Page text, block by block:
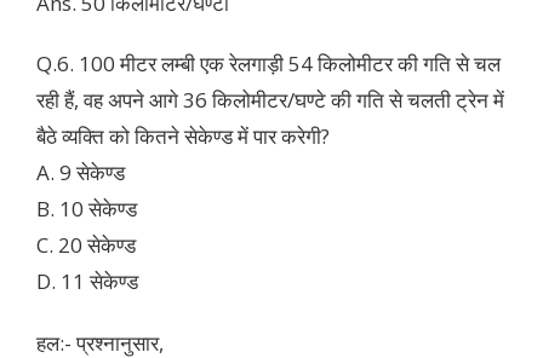
Q.6. 100 मीटर लम्बी एक रेलगाड़ी 54 किलोमीटर की गति से चल
रही हैं, वह अपने आगे 36 किलोमीटर/घण्टे की गति से चलती ट्रेन में
बैठे व्यक्ति को कितने सेकेण्ड में पार करेगी?
A. 9 सेकेण्ड
B. 10 सेकेण्ड
C. 20 सेकेण्ड
D. 11 सेकेण्ड
हल:- प्रश्नानुसार,